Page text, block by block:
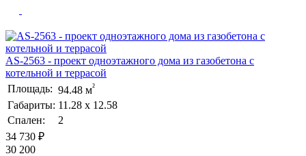
AS-2563 - проект одноэтажного дома из газобетона с
котельной и террасой
Площадь: 94.48 м²
Габариты: 11.28 х 12.58
Спален:
2
34 730 ₽
30 200